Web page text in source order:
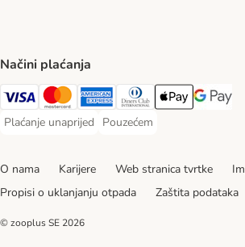
Načini plaćanja
Visa Payment Method
MasterCard Payment Method
American Express Payment
Diners Club Payment
Payment Method
Google
Plaćanje unaprijed
Plaćanje unaprijed Payment Method
Pouzećem
Pouzećem Payment Method
O nama Karijere Web stranica tvrtke
Propisi o uklanjanju otpada
Zaštita podataka
© zooplus SE 2026